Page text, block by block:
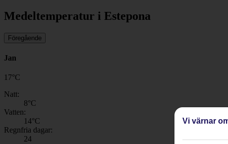
Medeltemperatur i Estepona
Föregående
Jan
17°C
Natt:
8°C
Vatten:
14°C
Regnfria dagar:
24
Vi värnar